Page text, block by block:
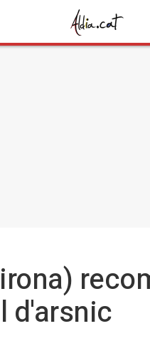
d'arsnic